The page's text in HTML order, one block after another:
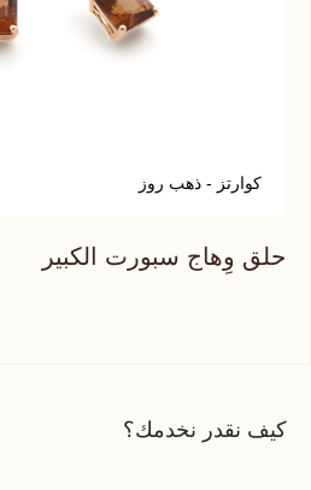
كوارتز - ذهب روز
حلق وِهاج سبورت الكبير
كيف نقدر نخدمك؟